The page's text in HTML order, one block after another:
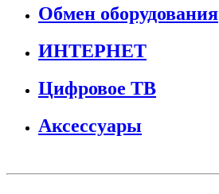
Обмен оборудования
ИНТЕРНЕТ
Цифровое ТВ
Аксессуары